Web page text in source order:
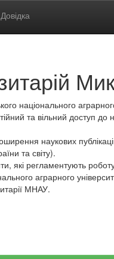
Довідка
національного
та вільний доступ
наукових
та світу).
які регламентують
аграрного
МНАУ.